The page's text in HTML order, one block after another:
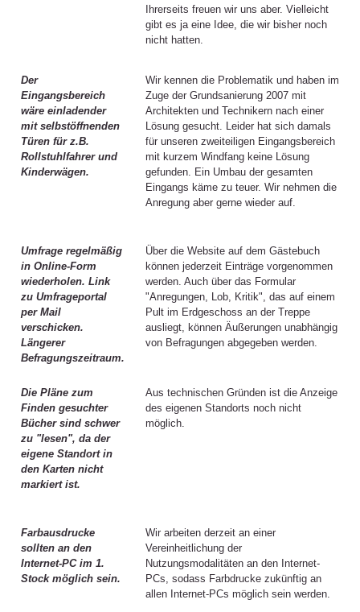
Ihrerseits freuen wir uns aber. Vielleicht
gibt es ja eine Idee, die wir bisher noch
nicht hatten.
Der
Eingangsbereich
wäre einladender
mit selbstöffnenden
Türen für z.B.
Rollstuhlfahrer und
Kinderwägen.
Wir kennen die Problematik und haben im
Zuge der Grundsanierung 2007 mit
Architekten und Technikern nach einer
Lösung gesucht. Leider hat sich damals
für unseren zweiteiligen Eingangsbereich
mit kurzem Windfang keine Lösung
gefunden. Ein Umbau der gesamten
Eingangs käme zu teuer. Wir nehmen die
Anregung aber gerne wieder auf.
Umfrage regelmäßig
in Online-Form
wiederholen. Link
zu Umfrageportal
per Mail
verschicken.
Längerer
Befragungszeitraum.
Über die Website auf dem Gästebuch
können jederzeit Einträge vorgenommen
werden. Auch über das Formular
"Anregungen, Lob, Kritik", das auf einem
Pult im Erdgeschoss an der Treppe
ausliegt, können Äußerungen unabhängig
von Befragungen abgegeben werden.
Die Pläne zum
Finden gesuchter
Bücher sind schwer
zu "lesen", da der
eigene Standort in
den Karten nicht
markiert ist.
Aus technischen Gründen ist die Anzeige
des eigenen Standorts noch nicht
möglich.
Farbausdrucke
sollten an den
Internet-PC im 1.
Stock möglich sein.
Wir arbeiten derzeit an einer
Vereinheitlichung der
Nutzungsmodalitäten an den Internet-
PCs, sodass Farbdrucke zukünftig an
allen Internet-PCs möglich sein werden.